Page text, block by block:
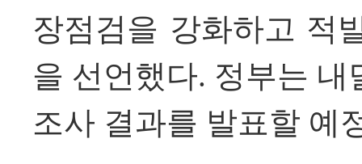
장점검을 강화하고 적
을 선언했다. 정부는
조사 결과를 발표할 예